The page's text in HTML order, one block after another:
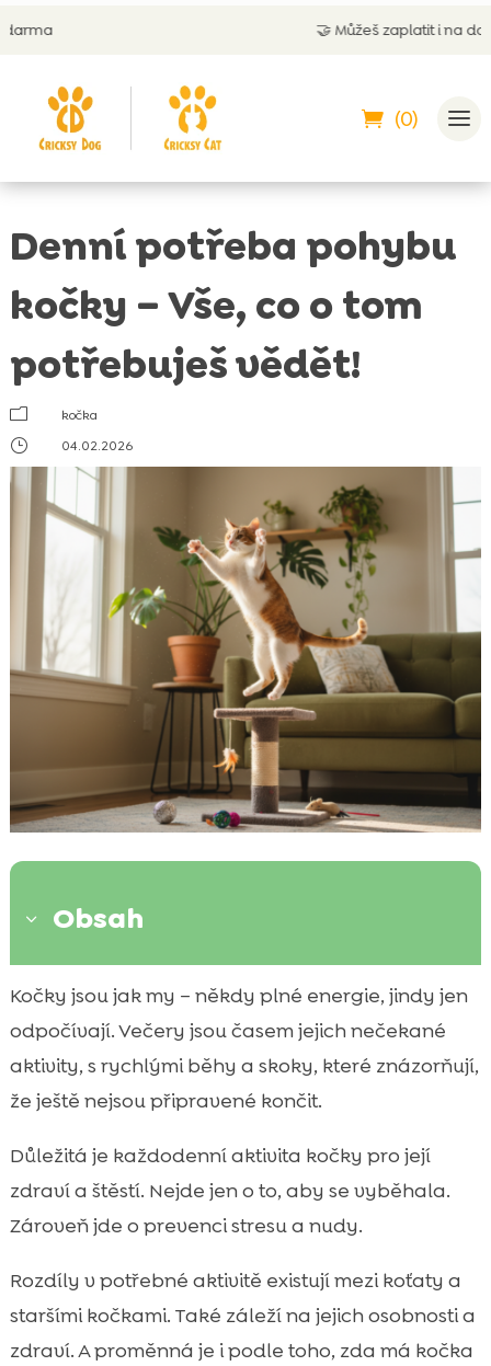
Můžeš zaplatit i na dobírku
(0)
Denní potřeba pohybu
kočky – Vše, co o tom
potřebuješ vědět!
m
kočka
}
04.02.2026
3 Obsah
 Proč je pohyb pro kočku klíčový pro zdraví
a pohodu

denní potřeba pohybu kočky a jak ji
 Ideální denní režim: jak pohyb přirozeně
zařadíme do rutiny
Hry, které spolehlivě rozproudí kočičí
 Interaktivní hračky a enrichment pro
bytové kočky
Trénink kočky a učení triků jako forma
Kočky jsou jak my – někdy plné energie, jindy jen
odpočívají. Večery jsou časem jejich nečekané
aktivity, s rychlými běhy a skoky, které znázorňují,
že ještě nejsou připravené končit.
Důležitá je každodenní aktivita kočky pro její
zdraví a štěstí. Nejde jen o to, aby se vyběhala.
Zároveň jde o prevenci stresu a nudy.
Rozdíly v potřebné aktivitě existují mezi koťaty a
staršími kočkami. Také záleží na jejich osobnosti a
zdraví. A proměnná je i podle toho, zda má kočka